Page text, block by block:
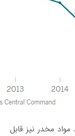
مواد مخدر نیز قابل